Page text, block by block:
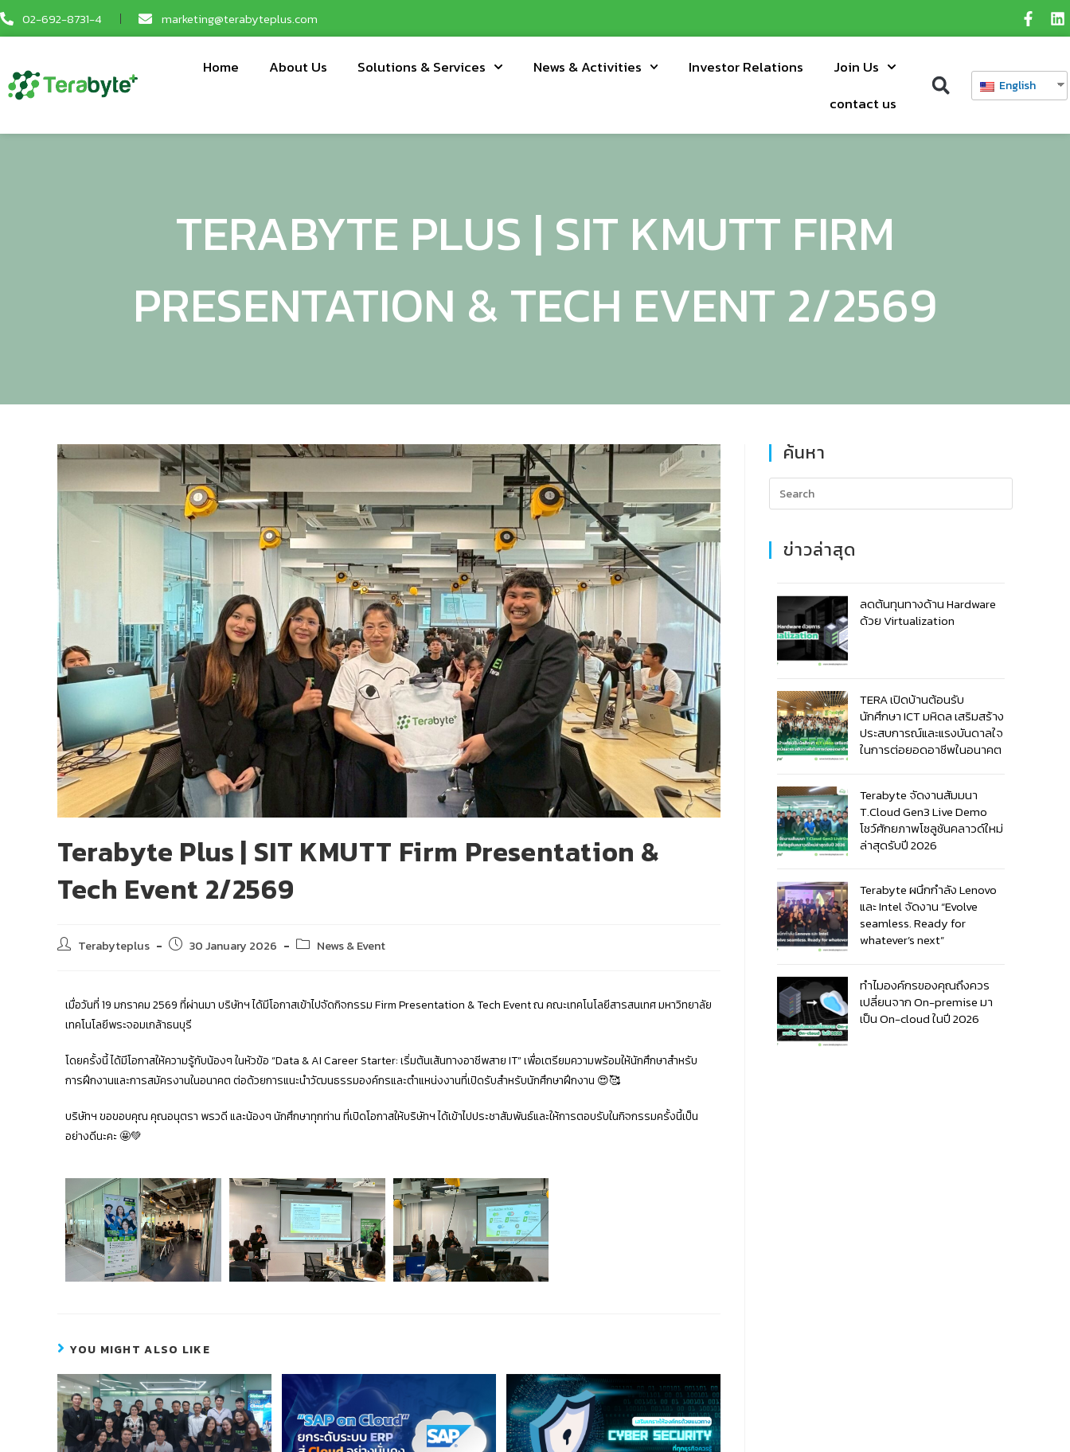
02-692-8731-4 marketing@terabyteplus.com
Home About Us Solutions & Services News & Activities Investor Relations
Join Us
contact us
English
TERABYTE PLUS | SIT KMUTT FIRM
PRESENTATION & TECH EVENT 2/2569
Terabyte Plus | SIT KMUTT Firm Presentation &
Tech Event 2/2569
Terabyteplus 30 January 2026 News & Event
เมื่อวันที่ 19 มกราคม 2569 ที่ผ่านมา บริษัทฯ ได้มีโอกาสเข้าไปจัดกิจกรรม Firm Presentation & Tech Event ณ คณะเทคโนโลยีสารสนเทศ มหาวิทยาลัย
เทคโนโลยีพระจอมเกล้าธนบุรี
โดยครั้งนี้ ได้มีโอกาสให้ความรู้กับน้องๆ ในหัวข้อ “Data & AI Career Starter: เริ่มต้นเส้นทางอาชีพสาย IT” เพื่อเตรียมความพร้อมให้นักศึกษาสำหรับ
การฝึกงานและการสมัครงานในอนาคต ต่อด้วยการแนะนำวัฒนธรรมองค์กรและตำแหน่งงานที่เปิดรับสำหรับนักศึกษาฝึกงาน 😍🥰
บริษัทฯ ขอขอบคุณ คุณอนุตรา พรวดี และน้องๆ นักศึกษาทุกท่าน ที่เปิดโอกาสให้บริษัทฯ ได้เข้าไปประชาสัมพันธ์และให้การตอบรับในกิจกรรมครั้งนี้เป็น
อย่างดีนะคะ 🤩💚
YOU MIGHT ALSO LIKE
ค้นหา
ข่าวล่าสุด
ลดต้นทุนทางด้าน Hardware
ด้วย Virtualization
TERA เปิดบ้านต้อนรับ
นักศึกษา ICT มหิดล เสริมสร้าง
ประสบการณ์และแรงบันดาลใจ
ในการต่อยอดอาชีพในอนาคต
Terabyte จัดงานสัมมนา
T.Cloud Gen3 Live Demo
โชว์ศักยภาพโซลูชันคลาวด์ใหม่
ล่าสุดรับปี 2026
Terabyte ผนึกกำลัง Lenovo
และ Intel จัดงาน “Evolve
seamless. Ready for
whatever’s next”
ทำไมองค์กรของคุณถึงควร
เปลี่ยนจาก On-premise มา
เป็น On-cloud ในปี 2026